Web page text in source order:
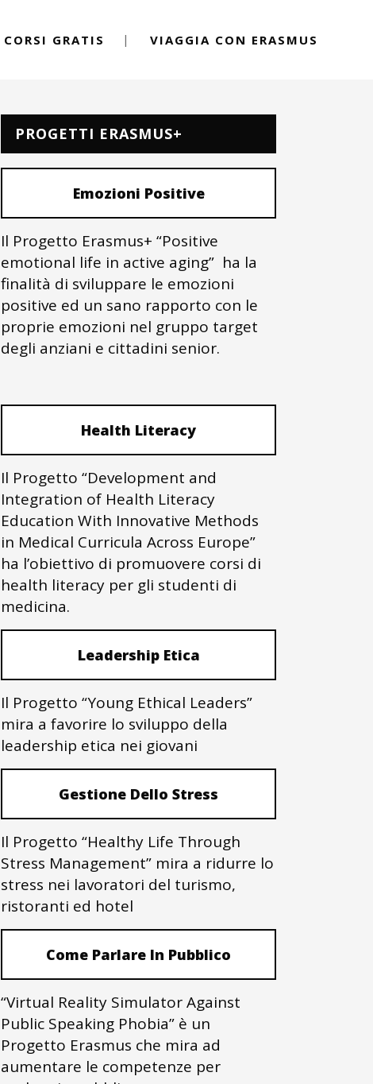
CORSI GRATIS VIAGGIA CON ERASMUS
PROGETTI ERASMUS+
Emozioni Positive
Il Progetto Erasmus+ “Positive
emotional life in active aging” ha la
finalità di sviluppare le emozioni
positive ed un sano rapporto con le
proprie emozioni nel gruppo target
degli anziani e cittadini senior.
Health Literacy
Il Progetto “Development and
Integration of Health Literacy
Education With Innovative Methods
in Medical Curricula Across Europe”
ha l’obiettivo di promuovere corsi di
health literacy per gli studenti di
medicina.
Leadership Etica
Il Progetto “Young Ethical Leaders”
mira a favorire lo sviluppo della
leadership etica nei giovani
Gestione Dello Stress
Il Progetto “Healthy Life Through
Stress Management” mira a ridurre lo
stress nei lavoratori del turismo,
ristoranti ed hotel
Come Parlare In Pubblico
“Virtual Reality Simulator Against
Public Speaking Phobia” è un
Progetto Erasmus che mira ad
aumentare le competenze per